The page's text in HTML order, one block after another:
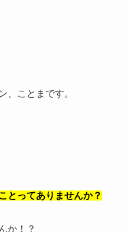
、ことまです。
とってありませんか？
か！？